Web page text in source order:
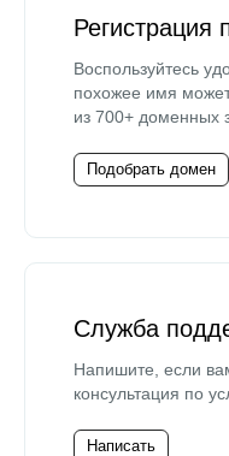
Регистрация
Воспользуйтесь
похожее имя
из 700+ доменных
Подобрать домен
Служба
Напишите, если
консультация по
Написать